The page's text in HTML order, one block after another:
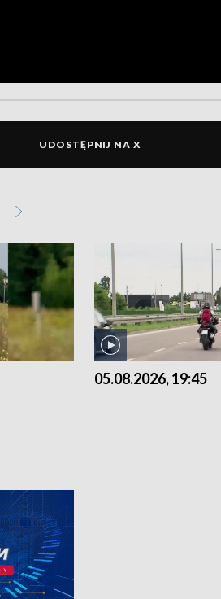
UDOSTĘPNIJ NA X
05.08.2026, 19:45